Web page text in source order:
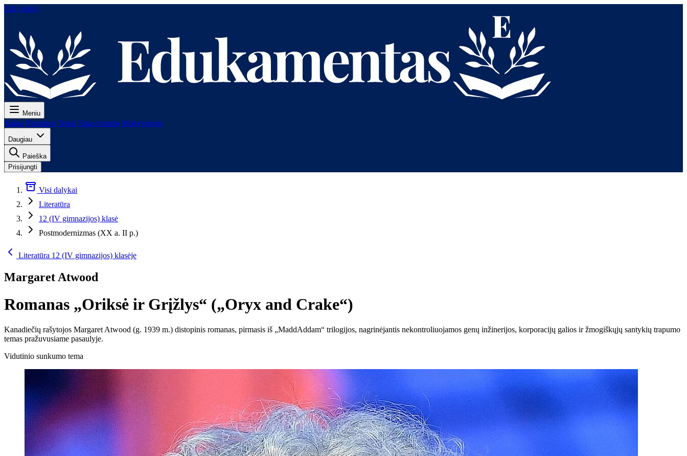
Eiti į turinį
Meniu
Kaina Pamokos Testai Egzaminams Mokytojams
Daugiau
Paieška
Prisijungti
Visi dalykai
Literatūra
12 (IV gimnazijos) klasė
Postmodernizmas (XX a. II p.)
Literatūra 12 (IV gimnazijos) klasėje
Margaret Atwood
Romanas „Oriksė ir Grįžlys“ („Oryx and Crake“)
Kanadiečių rašytojos Margaret Atwood (g. 1939 m.) distopinis romanas, pirmasis iš „MaddAddam“ trilogijos, nagrinėjantis nekontroliuojamos genų inžinerijos, korporacijų galios ir žmogiškųjų santykių trapumo
temas pražuvusiame pasaulyje.
Vidutinio sunkumo tema